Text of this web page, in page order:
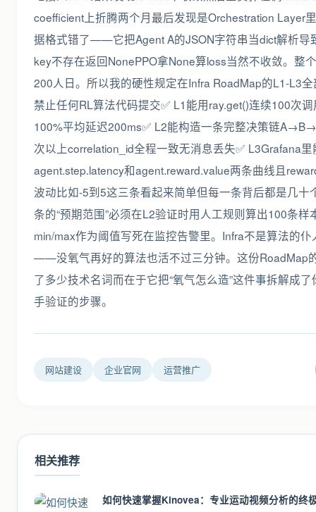
网站建设 企业官网 运营推广
相关推荐
如何快速掌握Kinovea：专业运动视频分析的终